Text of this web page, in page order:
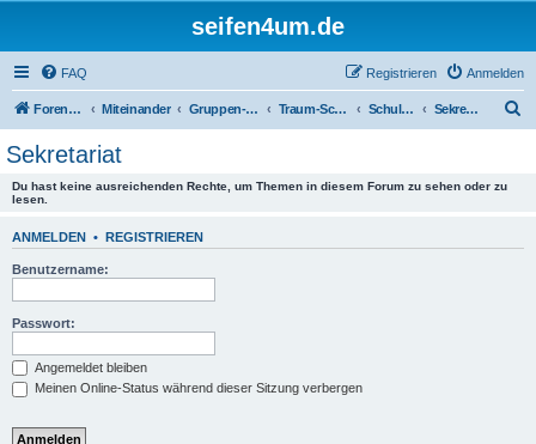
seifen4um.de
FAQ Anmelden
Registrieren
Foren-Übersicht Miteinander Gruppen-Seifeln Traum-Schaum-Hütten-Zauber Schulbank in der Traum-Schaum-Hütte Sekretariat
Sekretariat
Du hast keine ausreichenden Rechte, um Themen in diesem Forum zu sehen oder zu
lesen.
ANMELDEN • REGISTRIEREN
Benutzername:
Passwort:
Angemeldet bleiben
Meinen Online-Status während dieser Sitzung verbergen